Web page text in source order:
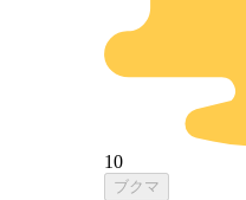
10
ブクマ